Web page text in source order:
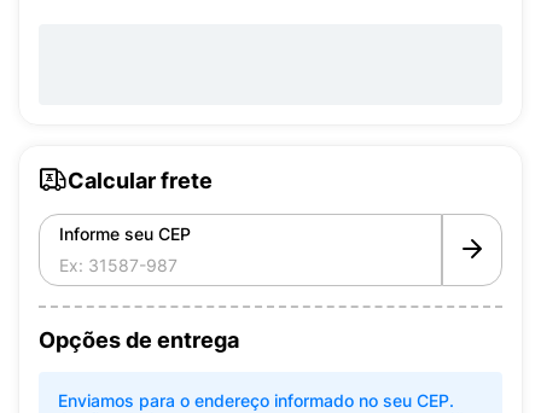
Calcular frete
Informe seu CEP
Opções de entrega
Enviamos para o endereço informado no seu CEP.